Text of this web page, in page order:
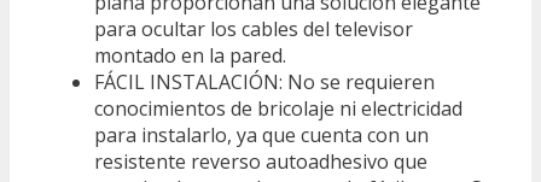
para ocultar los cables del televisor
montado en la pared.
FÁCIL INSTALACIÓN: No se requieren
conocimientos de bricolaje ni electricidad
para instalarlo, ya que cuenta con un
resistente reverso autoadhesivo que